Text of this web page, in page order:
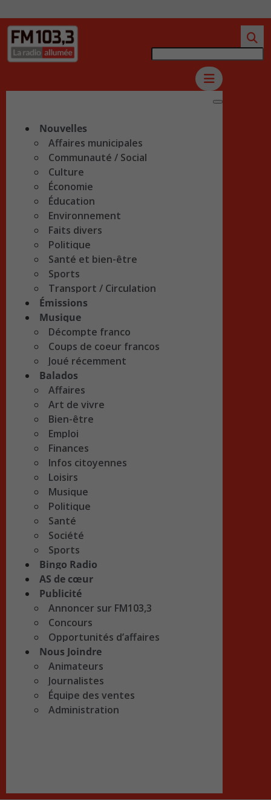
Nouvelles
Affaires municipales
Communauté / Social
Culture
Économie
Éducation
Environnement
Faits divers
Politique
Santé et bien-être
Sports
Transport / Circulation
Émissions
Musique
Décompte franco
Coups de coeur francos
Joué récemment
Balados
Affaires
Art de vivre
Bien-être
Emploi
Finances
Infos citoyennes
Loisirs
Musique
Politique
Santé
Société
Sports
Bingo Radio
AS de cœur
Publicité
Annoncer sur FM103,3
Concours
Opportunités d’affaires
Nous Joindre
Animateurs
Journalistes
Équipe des ventes
Administration